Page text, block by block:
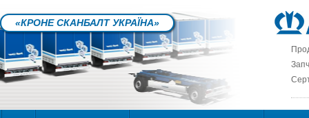
«КРОНЕ СКАНБАЛТ УКРАЇНА»